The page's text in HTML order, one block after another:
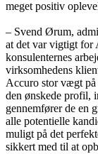
meget positiv
– Svend Ørum,
at det var vigtigt for
konsulenternes
virksomhedens
Accuro stor vægt
den ønskede profil,
gennemfører de en
alle potentielle
muligt på det
sikkert med til at